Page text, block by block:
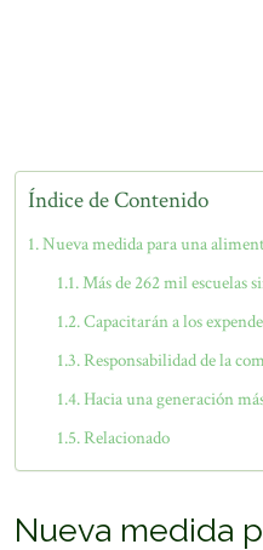
Índice de Contenido
Nueva medida para una
Más de 262 mil escuelas
Capacitarán a los
Responsabilidad de la
Hacia una generación
Relacionado
Nueva medida